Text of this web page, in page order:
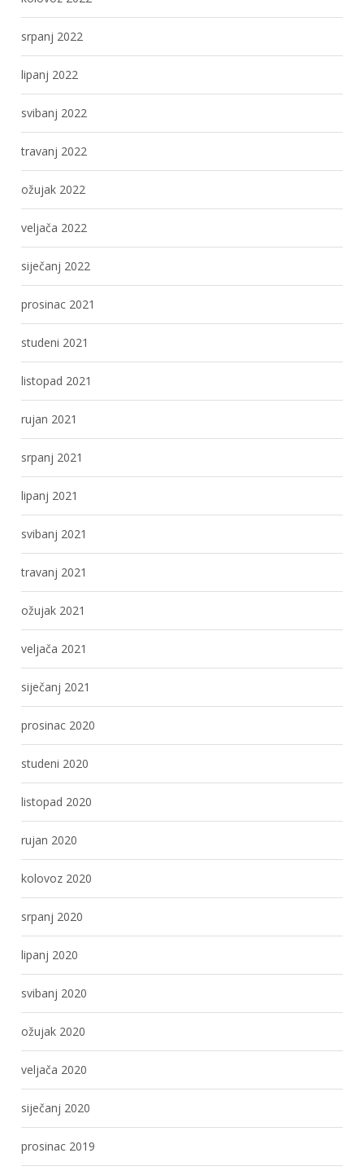
srpanj 2022
lipanj 2022
svibanj 2022
travanj 2022
ožujak 2022
veljača 2022
siječanj 2022
prosinac 2021
studeni 2021
listopad 2021
rujan 2021
srpanj 2021
lipanj 2021
svibanj 2021
travanj 2021
ožujak 2021
veljača 2021
siječanj 2021
prosinac 2020
studeni 2020
listopad 2020
rujan 2020
kolovoz 2020
srpanj 2020
lipanj 2020
svibanj 2020
ožujak 2020
veljača 2020
siječanj 2020
prosinac 2019